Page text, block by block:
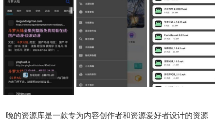
晚的资源库是一款专为内容创作者和资源爱好者设计的资源